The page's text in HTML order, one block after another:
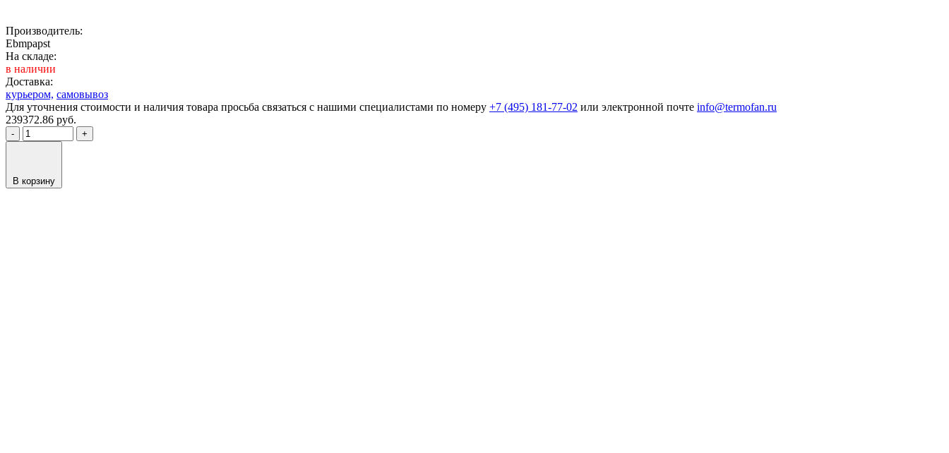
Производитель:
Ebmpapst
На складе:
в наличии
Доставка:
курьером, самовывоз
Для уточнения стоимости и наличия товара просьба связаться с нашими специалистами по номеру +7 (495) 181-77-02 или электронной почте info@termofan.ru
239372.86 руб.
- +
В корзину